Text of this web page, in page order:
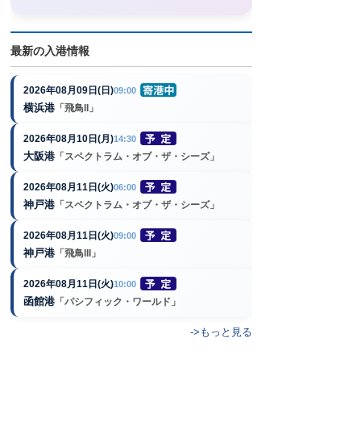
最新の入港情報
2026年08月09日(日)09:00
横浜港 「飛鳥II」
2026年08月10日(月)14:30
大阪港 「スペクトラム・オブ・ザ・シーズ」
2026年08月11日(火)06:00
神戸港 「スペクトラム・オブ・ザ・シーズ」
2026年08月11日(火)09:00
神戸港 「飛鳥III」
2026年08月11日(火)10:00
函館港 「パシフィック・ワールド」
->もっと見る